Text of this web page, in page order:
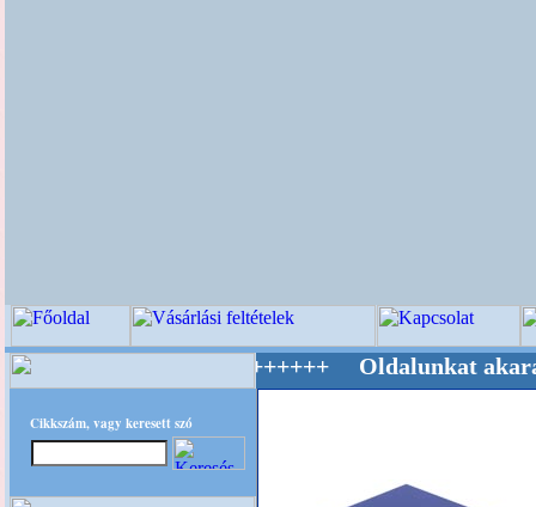
Cikkszám, vagy keresett szó
Mestere! +++++++ Oldalunkat akarattal